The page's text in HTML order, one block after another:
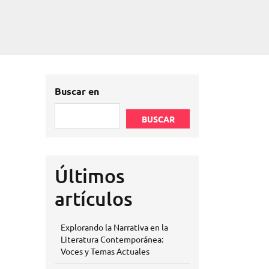
Buscar en
BUSCAR
Últimos
artículos
Explorando la Narrativa en la
Literatura Contemporánea:
Voces y Temas Actuales